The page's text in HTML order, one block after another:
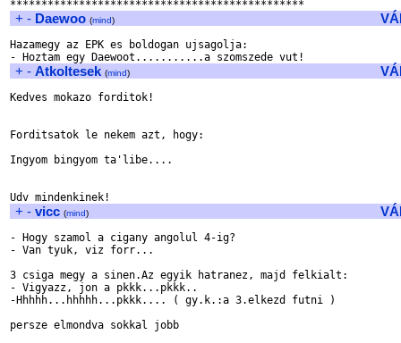
+ - Daewoo (mind)
Hazamegy az EPK es boldogan ujsagolja:
+ - Atkoltesek (mind)
Kedves mokazo forditok!
Forditsatok le nekem azt, hogy:
Ingyom bingyom ta'libe....
+ - vicc (mind)
- Hogy szamol a cigany angolul 4-ig?
- Van tyuk, viz forr...
3 csiga megy a sinen.Az egyik hatranez, majd felkialt:
- Vigyazz, jon a pkkk...pkkk..
-Hhhhh...hhhhh...pkkk.... ( gy.k.:a 3.elkezd futni )
persze elmondva sokkal jobb